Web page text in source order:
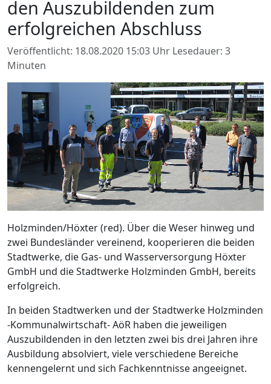
den Auszubildenden zum
erfolgreichen Abschluss
Veröffentlicht: 18.08.2020 15:03 Uhr Lesedauer: 3
Minuten
Holzminden/Höxter (red). Über die Weser hinweg und
zwei Bundesländer vereinend, kooperieren die beiden
Stadtwerke, die Gas- und Wasserversorgung Höxter
GmbH und die Stadtwerke Holzminden GmbH, bereits
erfolgreich.
In beiden Stadtwerken und der Stadtwerke Holzminden
-Kommunalwirtschaft- AöR haben die jeweiligen
Auszubildenden in den letzten zwei bis drei Jahren ihre
Ausbildung absolviert, viele verschiedene Bereiche
kennengelernt und sich Fachkenntnisse angeeignet.